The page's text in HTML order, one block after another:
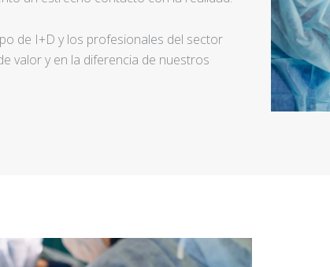
de I+D y los profesionales del sector
valor y en la diferencia de nuestros